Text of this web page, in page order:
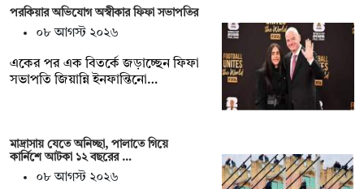
পরকিয়ার অভিযোগ অস্বীকার ফিফা সভাপতির
০৮ আগস্ট ২০২৬
একের পর এক বিতর্কে জড়াচ্ছেন ফিফা
সভাপতি জিয়ান্নি ইনফান্তিনো…
মাদ্রাসায় যেতে অনিচ্ছা, পালাতে গিয়ে
কার্নিশে আটকা ১২ বছরের …
০৮ আগস্ট ২০২৬